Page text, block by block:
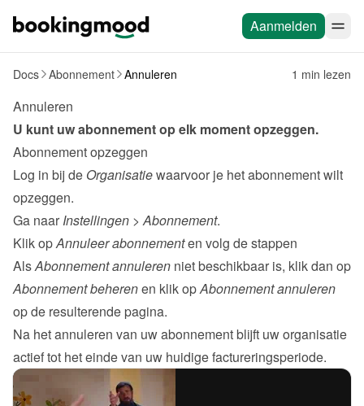
Aanmelden
Docs Abonnement Annuleren 1 min lezen
Annuleren
U kunt uw abonnement op elk moment opzeggen.
Abonnement opzeggen
Log in bij de Organisatie waarvoor je het abonnement wilt
opzeggen.
Ga naar Instellingen > Abonnement.
Klik op Annuleer abonnement en volg de stappen
Als Abonnement annuleren
Abonnement beheren en klik op Abonnement annuleren
op de resulterende pagina.
Na het annuleren van uw abonnement blijft uw organisatie
actief tot het einde van uw huidige factureringsperiode.